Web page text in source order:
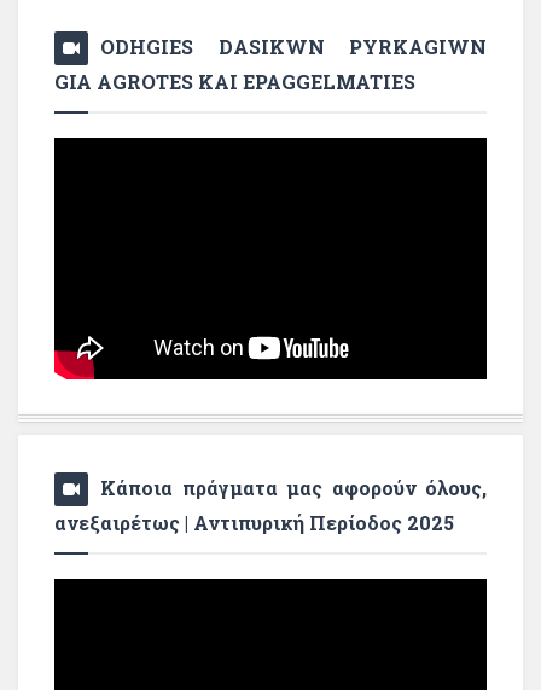
ODHGIES DASIKWN PYRKAGIWN
GIA AGROTES KAI EPAGGELMATIES
Κάποια πράγματα μας αφορούν όλους,
ανεξαιρέτως | Αντιπυρική Περίοδος 2025